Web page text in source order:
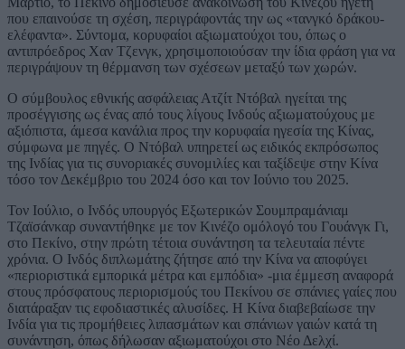
που επαινούσε τη σχέση, περιγράφοντάς την ως «τανγκό δράκου-
ελέφαντα». Σύντομα, κορυφαίοι αξιωματούχοι του, όπως ο
αντιπρόεδρος Χαν Τζενγκ, χρησιμοποιούσαν την ίδια φράση για να
περιγράψουν τη θέρμανση των σχέσεων μεταξύ των χωρών.
Ο σύμβουλος εθνικής ασφάλειας Ατζίτ Ντόβαλ ηγείται της
προσέγγισης ως ένας από τους λίγους Ινδούς αξιωματούχους με
αξιόπιστα, άμεσα κανάλια προς την κορυφαία ηγεσία της Κίνας,
σύμφωνα με πηγές. Ο Ντόβαλ υπηρετεί ως ειδικός εκπρόσωπος
της Ινδίας για τις συνοριακές συνομιλίες και ταξίδεψε στην Κίνα
τόσο τον Δεκέμβριο του 2024 όσο και τον Ιούνιο του 2025.
Τον Ιούλιο, ο Ινδός υπουργός Εξωτερικών Σουμπραμάνιαμ
Τζαϊσάνκαρ συναντήθηκε με τον Κινέζο ομόλογό του Γουάνγκ Γι,
στο Πεκίνο, στην πρώτη τέτοια συνάντηση τα τελευταία πέντε
χρόνια. Ο Ινδός διπλωμάτης ζήτησε από την Κίνα να αποφύγει
«περιοριστικά εμπορικά μέτρα και εμπόδια» -μια έμμεση αναφορά
στους πρόσφατους περιορισμούς του Πεκίνου σε σπάνιες γαίες που
διατάραξαν τις εφοδιαστικές αλυσίδες. Η Κίνα διαβεβαίωσε την
Ινδία για τις προμήθειες λιπασμάτων και σπάνιων γαιών κατά τη
συνάντηση, όπως δήλωσαν αξιωματούχοι στο Νέο Δελχί.